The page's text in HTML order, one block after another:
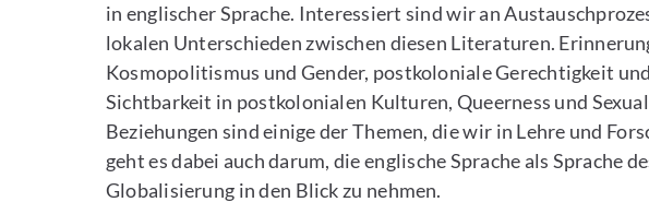
in englischer Sprache. Interessiert sind wir an
lokalen Unterschieden zwischen diesen Literaturen.
Kosmopolitismus und Gender, postkoloniale Gerechtigkeit
Sichtbarkeit in postkolonialen Kulturen, Queerness und
Beziehungen sind einige der Themen, die wir in Lehre und
geht es dabei auch darum, die englische Sprache als Sprache
Globalisierung in den Blick zu nehmen.